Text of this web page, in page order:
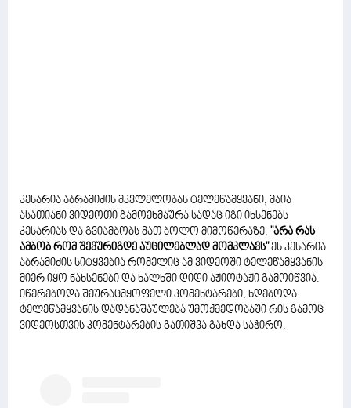
კესარია აბრამიძის მკვლელობას ტელეწამყვანი, მაია
ასათიანი ვიდეოთი გამოეხმაურა სადაც იგი იხსენებს
კესარიას და გვიამბობს მათ ბოლო მიმოწერაზე. "არა რას
ამბობ რომ შევურიგდე აუცილებლად მომკლავს" ეს კესარია
აბრამიძის სიტყვებია რომელიც ამ ვიდეოში ტელეწამყვანის
მიერ იყო ნახსენები და ხალხში დიდი აჟიოტაჟი გამოიწვია.
იწერებოდა შეურაცმყოფელი კომენტარები, ხდებოდა
ტელეწამყვანის დადანაშაულება უმოქმედობაში რის გამოც
ვიდეოსთვის კომენტარების გათიშვა გახდა საჭირო.